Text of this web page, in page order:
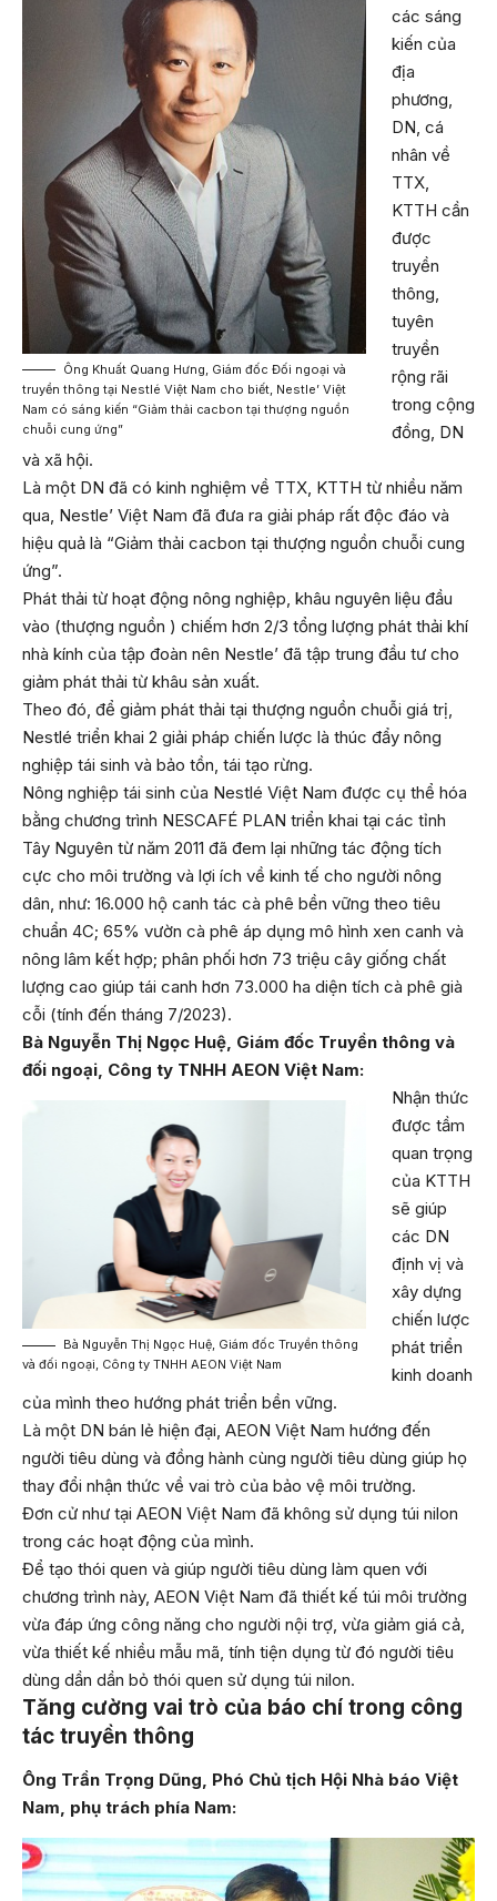
Ông Khuất Quang Hưng, Giám đốc Đối ngoại và
truyền thông tại Nestlé Việt Nam cho biết, Nestle’ Việt
Nam có sáng kiến “Giảm thải cacbon tại thượng nguồn
chuỗi cung ứng”
các sáng
kiến của
địa
phương,
DN, cá
nhân về
TTX,
KTTH cần
được
truyền
thông,
tuyên
truyền
rộng rãi
trong cộng
đồng, DN
và xã hội.
Là một DN đã có kinh nghiệm về TTX, KTTH từ nhiều năm
qua, Nestle’ Việt Nam đã đưa ra giải pháp rất độc đáo và
hiệu quả là “Giảm thải cacbon tại thượng nguồn chuỗi cung
ứng”.
Phát thải từ hoạt động nông nghiệp, khâu nguyên liệu đầu
vào (thượng nguồn ) chiếm hơn 2/3 tổng lượng phát thải khí
nhà kính của tập đoàn nên Nestle’ đã tập trung đầu tư cho
giảm phát thải từ khâu sản xuất.
Theo đó, để giảm phát thải tại thượng nguồn chuỗi giá trị,
Nestlé triển khai 2 giải pháp chiến lược là thúc đẩy nông
nghiệp tái sinh và bảo tồn, tái tạo rừng.
Nông nghiệp tái sinh của Nestlé Việt Nam được cụ thể hóa
bằng chương trình NESCAFÉ PLAN triển khai tại các tỉnh
Tây Nguyên từ năm 2011 đã đem lại những tác động tích
cực cho môi trường và lợi ích về kinh tế cho người nông
dân, như: 16.000 hộ canh tác cà phê bền vững theo tiêu
chuẩn 4C; 65% vườn cà phê áp dụng mô hình xen canh và
nông lâm kết hợp; phân phối hơn 73 triệu cây giống chất
lượng cao giúp tái canh hơn 73.000 ha diện tích cà phê già
cỗi (tính đến tháng 7/2023).
Bà Nguyễn Thị Ngọc Huệ, Giám đốc Truyền thông và
đối ngoại, Công ty TNHH AEON Việt Nam:
Bà Nguyễn Thị Ngọc Huệ, Giám đốc Truyền thông
và đối ngoại, Công ty TNHH AEON Việt Nam
Nhận thức
được tầm
quan trọng
của KTTH
sẽ giúp
các DN
định vị và
xây dựng
chiến lược
phát triển
kinh doanh
của mình theo hướng phát triển bền vững.
Là một DN bán lẻ hiện đại, AEON Việt Nam hướng đến
người tiêu dùng và đồng hành cùng người tiêu dùng giúp họ
thay đổi nhận thức về vai trò của bảo vệ môi trường.
Đơn cử như tại AEON Việt Nam đã không sử dụng túi nilon
trong các hoạt động của mình.
Để tạo thói quen và giúp người tiêu dùng làm quen với
chương trình này, AEON Việt Nam đã thiết kế túi môi trường
vừa đáp ứng công năng cho người nội trợ, vừa giảm giá cả,
vừa thiết kế nhiều mẫu mã, tính tiện dụng từ đó người tiêu
dùng dần dần bỏ thói quen sử dụng túi nilon.
Tăng cường vai trò của báo chí trong công
tác truyền thông
Ông Trần Trọng Dũng, Phó Chủ tịch Hội Nhà báo Việt
Nam, phụ trách phía Nam: